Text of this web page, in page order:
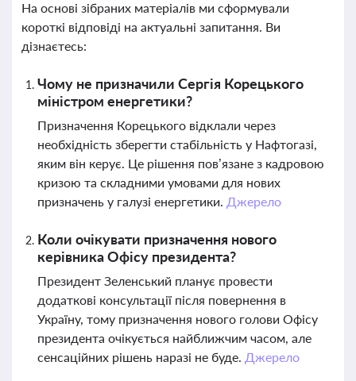
На основі зібраних матеріалів ми сформували
короткі відповіді на актуальні запитання. Ви
дізнаєтесь:
Чому не призначили Сергія Корецького
міністром енергетики?
Призначення Корецького відклали через
необхідність зберегти стабільність у Нафтогазі,
яким він керує. Це рішення пов’язане з кадровою
кризою та складними умовами для нових
призначень у галузі енергетики. Джерело
Коли очікувати призначення нового
керівника Офісу президента?
Президент Зеленський планує провести
додаткові консультації після повернення в
Україну, тому призначення нового голови Офісу
президента очікується найближчим часом, але
сенсаційних рішень наразі не буде. Джерело